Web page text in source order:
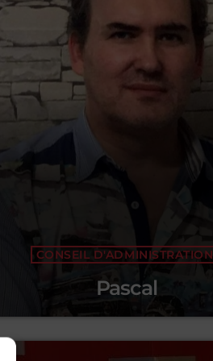
CONSEIL D'ADMINISTRATION
Pascal